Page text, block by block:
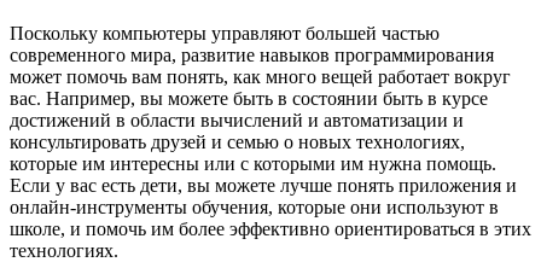
Поскольку компьютеры управляют большей частью
современного мира, развитие навыков программирования
может помочь вам понять, как много вещей работает вокруг
вас. Например, вы можете быть в состоянии быть в курсе
достижений в области вычислений и автоматизации и
консультировать друзей и семью о новых технологиях,
которые им интересны или с которыми им нужна помощь.
Если у вас есть дети, вы можете лучше понять приложения и
онлайн-инструменты обучения, которые они используют в
школе, и помочь им более эффективно ориентироваться в этих
технологиях.